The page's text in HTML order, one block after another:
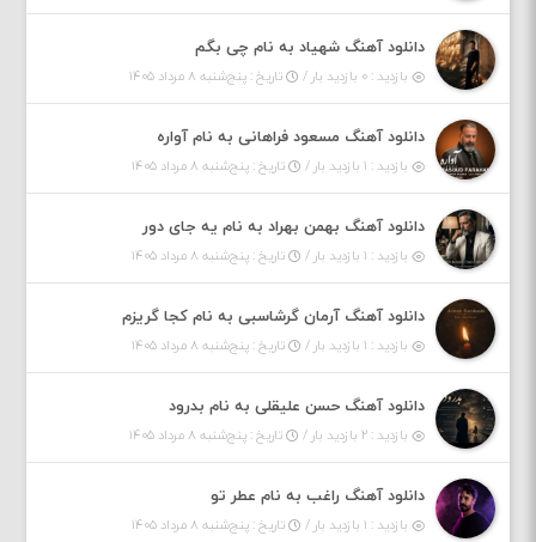
دانلود آهنگ شهیاد به نام چی بگم
بازدید : ۰ بازدید بار / تاریخ : پنج‌شنبه ۸ مرداد ۱۴۰۵
دانلود آهنگ مسعود فراهانی به نام آواره
بازدید : ۱ بازدید بار / تاریخ : پنج‌شنبه ۸ مرداد ۱۴۰۵
دانلود آهنگ بهمن بهراد به نام یه جای دور
بازدید : ۱ بازدید بار / تاریخ : پنج‌شنبه ۸ مرداد ۱۴۰۵
دانلود آهنگ آرمان گرشاسبی به نام کجا گریزم
بازدید : ۱ بازدید بار / تاریخ : پنج‌شنبه ۸ مرداد ۱۴۰۵
دانلود آهنگ حسن علیقلی به نام بدرود
بازدید : ۲ بازدید بار / تاریخ : پنج‌شنبه ۸ مرداد ۱۴۰۵
دانلود آهنگ راغب به نام عطر تو
بازدید : ۱ بازدید بار / تاریخ : پنج‌شنبه ۸ مرداد ۱۴۰۵